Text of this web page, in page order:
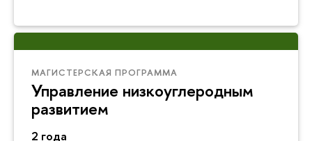
МАГИСТЕРСКАЯ ПРОГРАММА
Управление низкоуглеродным
развитием
2 года